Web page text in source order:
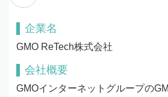
企業名
GMO ReTech株式会社
会社概要
GMOインターネットグループの